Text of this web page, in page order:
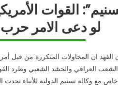
القوات
لو دعى الامر
الفهد ان المحاولات المتكررة من قبل
الشعب العراقي والحشد الشعبي وطرد
مع وكالة تسنيم الدولية للأنباء